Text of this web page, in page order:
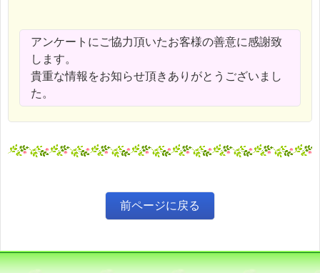
アンケートにご協力頂いたお客様の善意に感謝致
します。
貴重な情報をお知らせ頂きありがとうございまし
た。